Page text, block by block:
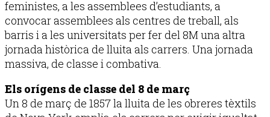
feministes, a les assemblees d’estudiants, a
convocar assemblees als centres de treball, als
barris i a les universitats per fer del 8M una altra
jornada històrica de lluita als carrers. Una jornada
massiva, de classe i combativa.
Els orígens de classe del 8 de març
Un 8 de març de 1857 la lluita de les obreres tèxtils